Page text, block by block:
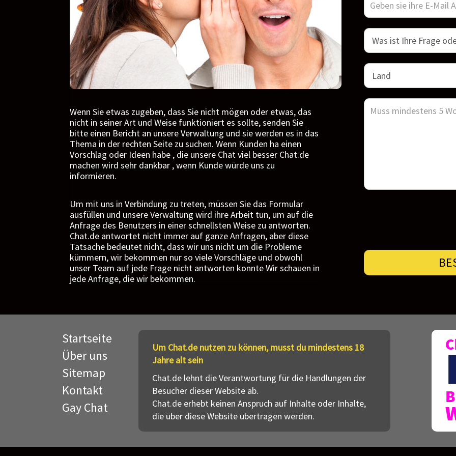
Wenn Sie etwas zugeben, dass Sie nicht mögen oder etwas, das
nicht in seiner Art und Weise funktioniert es sollte, senden Sie
bitte einen Bericht an unsere Verwaltung und sie werden es in das
Thema in der rechten Seite zu suchen. Wenn Kunden ha einen
Vorschlag oder Ideen habe , die unsere Chat viel besser Chat.de
machen wird sehr dankbar , wenn Kunde würde uns zu
informieren.
Um mit uns in Verbindung zu treten, müssen Sie das Formular
ausfüllen und unsere Verwaltung wird ihre Arbeit tun, um auf die
Anfrage des Benutzers in einer schnellsten Weise zu antworten.
Chat.de antwortet nicht immer auf ganze Anfragen, aber diese
Tatsache bedeutet nicht, dass wir uns nicht um die Probleme
kümmern, wir bekommen nur so viele Vorschläge und obwohl
unser Team auf jede Frage nicht antworten konnte Wir schauen in
jede Anfrage, die wir bekommen.
Startseite
Über uns
Sitemap
Kontakt
Gay Chat
Um Chat.de nutzen zu können, musst du mindestens 18
Jahre alt sein
Chat.de lehnt die Verantwortung für die Handlungen der
Besucher dieser Website ab.
Chat.de erhebt keinen Anspruch auf Inhalte oder Inhalte,
die über diese Website übertragen werden.